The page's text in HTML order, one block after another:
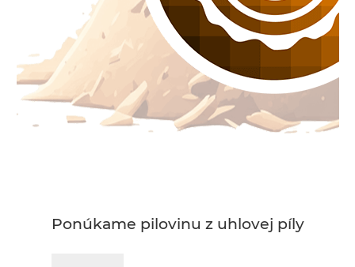
Ponúkame pilovinu z uhlovej píly